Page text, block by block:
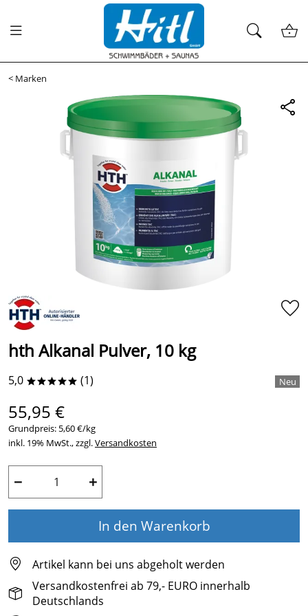
< Marken
hth Alkanal Pulver, 10 kg
5,0 ***** (1)
55,95 €
Grundpreis: 5,60 €/kg
inkl. 19% MwSt., zzgl.Versandkosten
− +
In den Warenkorb
Artikel kann bei uns abgeholt werden
Versandkostenfrei ab 79,- EURO innerhalb
Deutschlands